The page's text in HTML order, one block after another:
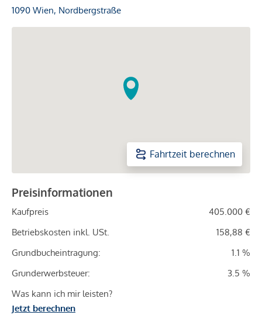
1090 Wien, Nordbergstraße
Fahrtzeit berechnen
Preisinformationen
Kaufpreis
405.000 €
Betriebskosten inkl. USt.
158,88 €
Grundbucheintragung:
1.1 %
Grunderwerbsteuer:
3.5 %
Was kann ich mir leisten?
Jetzt berechnen